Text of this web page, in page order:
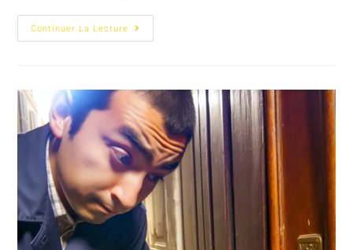
Continuer La Lecture